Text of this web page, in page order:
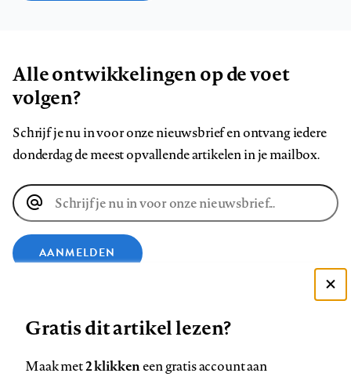
Alle ontwikkelingen op de voet
volgen?
Schrijf je nu in voor onze nieuwsbrief en ontvang iedere
donderdag de meest opvallende artikelen in je mailbox.
E-
mailadres
AANMELDEN
ons
Zie onze cookie policy
Gratis dit artikel lezen?
Maak met2 klikkeneen gratis account aan